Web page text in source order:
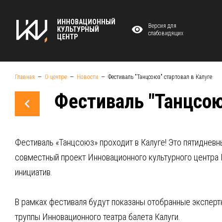
ИННОВАЦИОННЫЙ
КУЛЬТУРНЫЙ
ЦЕНТР
Версия для
слабовидящих
Главная О центре Новости Фестиваль "Танцсоюз" стартовал в Калуге
Фестиваль
Фестиваль «Танцсоюз» проходит в Калуге! Это
совместный проект Инновационного культурного
инициатив.
В рамках фестиваля будут показаны отобранные
труппы Инновационного театра балета Калуги.